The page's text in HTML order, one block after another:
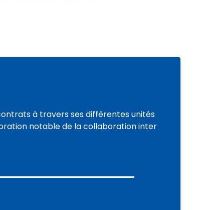
à travers ses différentes unités
notable de la collaboration inter